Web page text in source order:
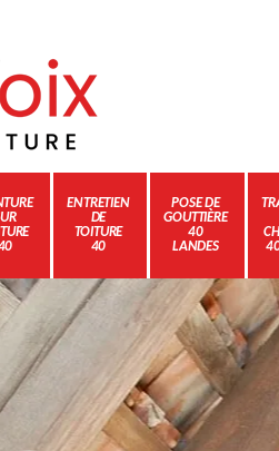
ENTRETIEN
DE
TOITURE
40
POSE DE
GOUTTIÈRE
40
LANDES